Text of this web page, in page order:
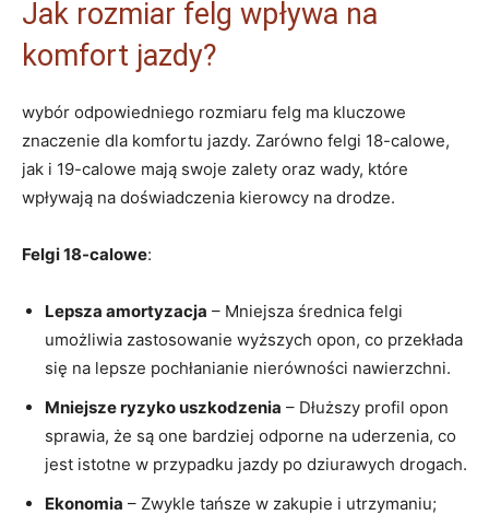
Jak rozmiar felg‌ wpływa na
komfort jazdy?
wybór odpowiedniego rozmiaru felg ma kluczowe
⁤znaczenie dla ‌komfortu jazdy.⁤ Zarówno felgi 18-calowe,
jak i 19-calowe ⁤mają swoje ⁣zalety oraz wady, które
⁤wpływają na doświadczenia kierowcy‌ na‌ drodze.
Felgi 18-calowe:
Lepsza⁤ amortyzacja – Mniejsza średnica ‍felgi
umożliwia ‍zastosowanie wyższych‌ opon,​ co przekłada
się na lepsze pochłanianie nierówności nawierzchni.
Mniejsze ryzyko‍ uszkodzenia – Dłuższy‌ profil⁢ opon
sprawia, że są ⁤one‍ bardziej odporne na uderzenia, co
jest istotne⁤ w przypadku jazdy ‌po ​dziurawych drogach.
Ekonomia – Zwykle⁣ tańsze w zakupie⁣ i utrzymaniu;